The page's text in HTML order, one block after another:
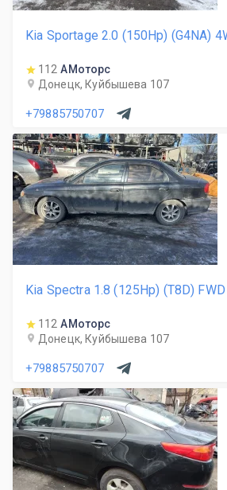
Kia Sportage 2.0 (150Hp) (G4NA)
112 АМоторс
Донецк, Куйбышева 107
+79885750707
Kia Spectra 1.8 (125Hp) (T8D) FWD
112 АМоторс
Донецк, Куйбышева 107
+79885750707